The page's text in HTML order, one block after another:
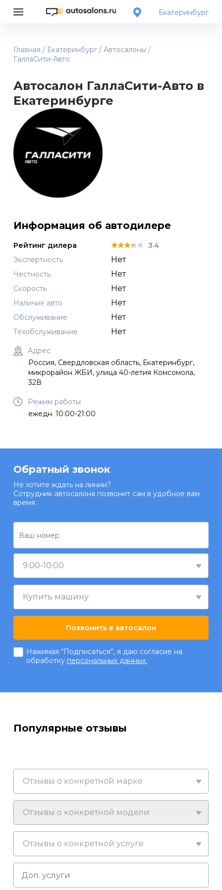
Главная / Екатеринбург / Автосалоны /
ГаллаСити-Авто
Екатеринбург
Автосалон ГаллаСити-Авто в
Екатеринбурге
Информация об автодилере
Рейтинг дилера ★★★★★
★★★★★
★★★★★ 3.4
Экспертность
Нет
Честность Нет
Скорость Нет
Наличие авто Нет
Обслуживание Нет
Техобслуживание Нет
Адрес
Россия, Свердловская область, Екатеринбург,
микрорайон ЖБИ, улица 40-летия Комсомола,
32В
Режим работы
ежедн. 10:00-21:00
Обратный звонок
Не хотите ждать на линии?
Сотрудник автосалона позвонит сам в удобное вам
время.
9:00-10:00
Купить машину
Позвонить в автосалон
Нажимая “Подписаться”, я даю согласие на
обработку персональных данных.
Популярные отзывы
Отзывы о конкретной марке
Отзывы о конкретной модели
Отзывы о конкретной услуге